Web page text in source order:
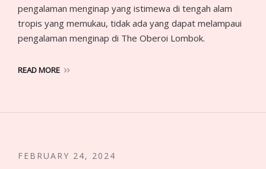
pengalaman menginap yang istimewa di tengah alam
tropis yang memukau, tidak ada yang dapat melampaui
pengalaman menginap di The Oberoi Lombok.
READ MORE
FEBRUARY 24, 2024